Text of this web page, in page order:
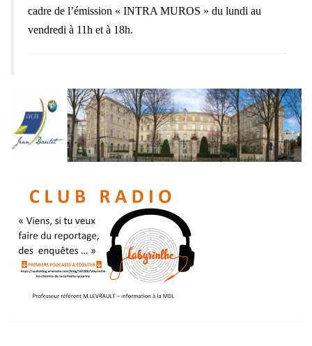
cadre de l’émission « INTRA MUROS » du lundi au
vendredi à 11h et à 18h.